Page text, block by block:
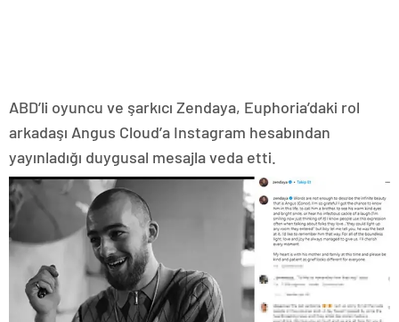
ABD’li oyuncu ve şarkıcı Zendaya, Euphoria’daki rol
arkadaşı Angus Cloud’a Instagram hesabından
yayınladığı duygusal mesajla veda etti.